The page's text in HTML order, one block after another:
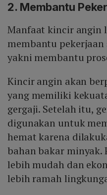
2. Membantu
Manfaat kincir angin
membantu
yakni membantu
Kincir angin akan
yang memiliki
gergaji. Setelah itu,
digunakan untuk
hemat karena
bahan bakar minyak.
lebih mudah dan
lebih ramah